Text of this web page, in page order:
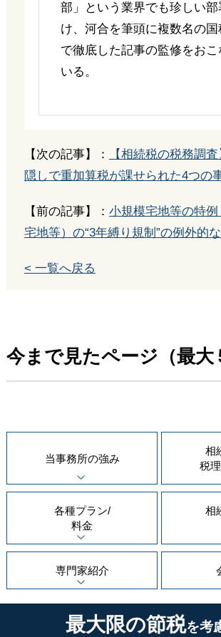
部」という業界でも珍しい部
け、河合を筆頭に複数名の国
で徹底した記事の監修をおこ
いる。
【次の記事】：
【相続税の税務調
隠しで重加算税が課せられた4つの
【前の記事】： 小規模宅地等の特例
宅地等）の“3年縛り規制”の例外的
< 一覧へ戻る
今まで見たページ（最大
当事務所の強み
相
税
各種プラン/
料金
相
専門家紹介
最大限の節税を考